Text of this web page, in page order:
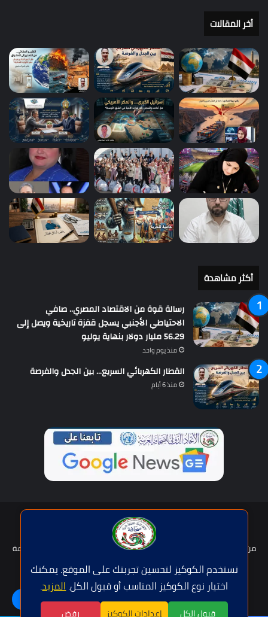
نستخدم الكوكيز لتحسين تجربتك على الموقع. يمكنك
اختيار نوع الكوكيز المناسب أو قبول الكل.المزيد.
قبول الكل إعدادات الكوكيز رفض
أخر المقالات
أكثر مشاهدة
رسالة قوة من الاقتصاد المصري.. صافي
الاحتياطي الأجنبي يسجل قفزة تاريخية ويصل إلى
56.29 مليار دولار بنهاية يوليو
منذ يوم واحد
القطار الكهربائي السريع… بين الجدل والفرصة
منذ 6 أيام
حقوق النشر © | جميع الحقوق محفوظة للاتحاد الدولى للصحافة العربية
2026
من نحن؟
عضوية الإتحاد سياسة الخصوصية
شروط الخدمة
اتصل بنا
فيسبوكتويتر يوتيوبواتساب
اللغة | Langue